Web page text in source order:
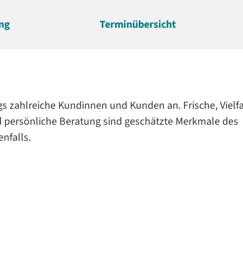
Terminübersicht
zahlreiche Kundinnen und Kunden an. Frische,
Beratung sind geschätzte Merkmale des